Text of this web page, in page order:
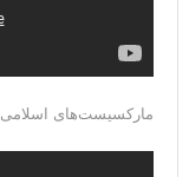
مارکسیست‌های اسلامی